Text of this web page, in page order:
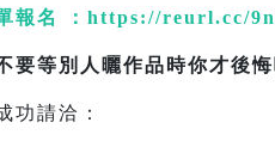
報名 ： https://reurl.cc/
要等別人曬作品時你才後悔
功請洽：